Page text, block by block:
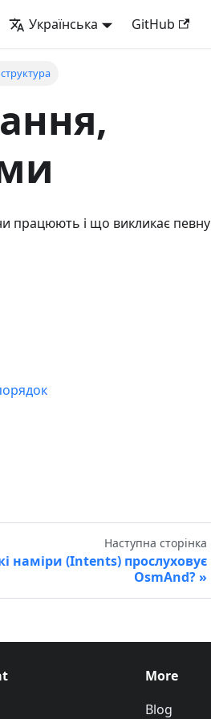
Українська GitHub
працюють і що викликає певну
Наступна сторінка
наміри (Intents) прослуховує
OsmAnd?
More
Blog